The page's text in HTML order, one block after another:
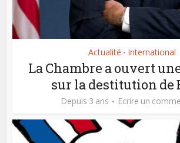
Actualité • International
La Chambre a ouvert
sur la destitution de
Depuis 3 ans Ecrire un